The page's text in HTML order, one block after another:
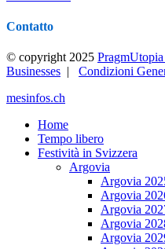
Contatto
© copyright 2025
Businesses | Condizioni
mesinfos.ch
Home
Tempo libero
Festività in Svizzera
Argovia
Argovia
Argovia
Argovia
Argovia
Argovia